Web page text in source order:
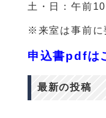
土・日：午前10
※来室は事前に
申込書pdfは
最新の投稿